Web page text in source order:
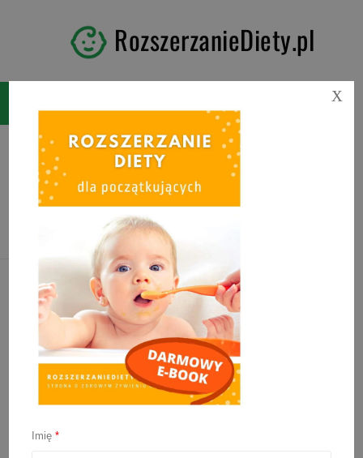
RozszerzanieDiety.pl
Tag:pierwsze posiłki
niemowlaka
Imię*
X